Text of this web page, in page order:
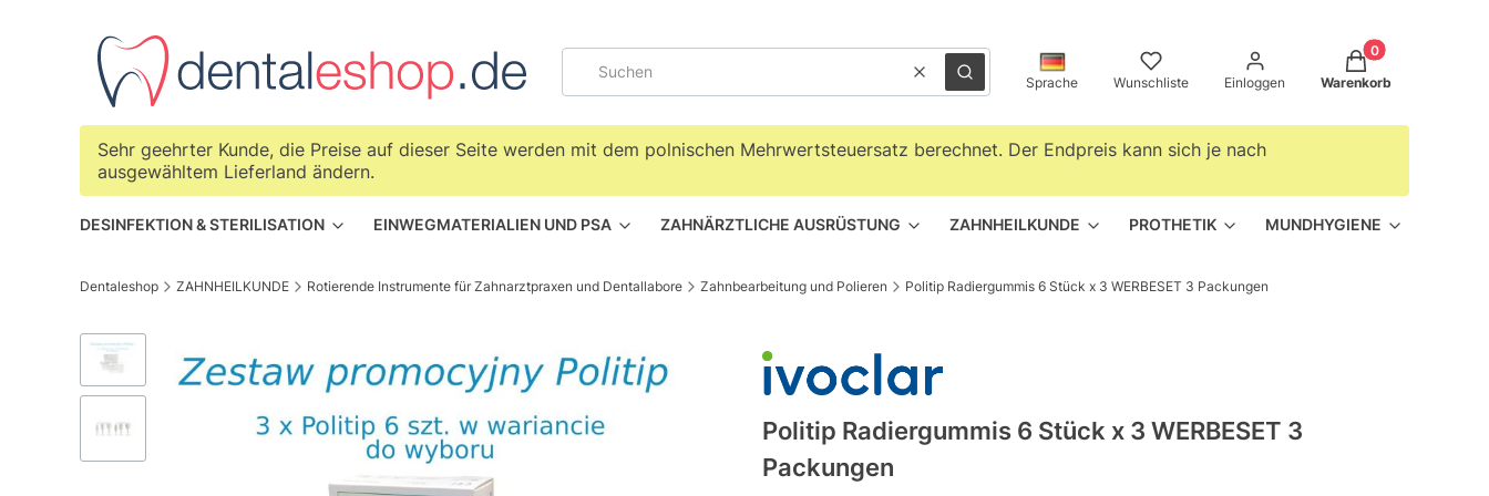
Klar Suchen Sprache Wunschliste Einloggen
Produkte im
Warenkorb
Sehr geehrter Kunde, die Preise auf dieser Seite werden mit dem polnischen Mehrwertsteuersatz berechnet. Der Endpreis kann sich je nach
ausgewähltem Lieferland ändern.
DESINFEKTION & STERILISATION EINWEGMATERIALIEN UND PSA ZAHNÄRZTLICHE AUSRÜSTUNG ZAHNHEILKUNDE PROTHETIK MUNDHYGIENE
Dentaleshop ZAHNHEILKUNDE Rotierende Instrumente für Zahnarztpraxen und Dentallabore Zahnbearbeitung und Polieren Politip Radiergummis 6 Stück x 3 WERBESET 3 Packungen
Politip Radiergummis 6 Stück x 3 WERBESET 3
Packungen